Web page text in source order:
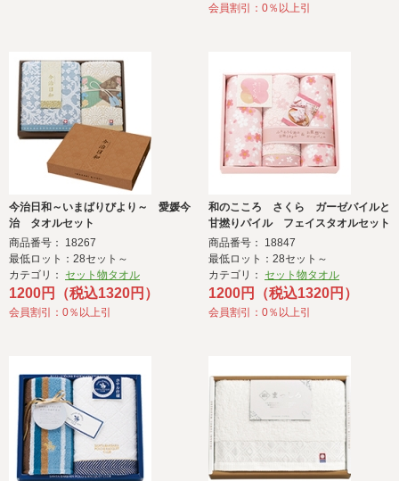
会員割引：0％以上引
今治日和～いまばりびより～ 愛媛今
治 タオルセット
商品番号： 18267
最低ロット：28セット～
カテゴリ： セット物タオル
1200円（税込1320円）
会員割引：0％以上引
和のこころ さくら ガーゼバイルと
甘撚りパイル フェイスタオルセット
商品番号： 18847
最低ロット：28セット～
カテゴリ： セット物タオル
1200円（税込1320円）
会員割引：0％以上引